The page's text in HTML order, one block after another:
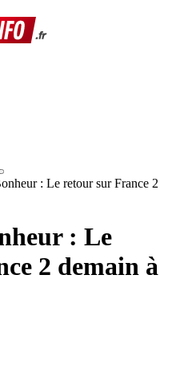
: Le retour sur France 2
: Le
2 demain à